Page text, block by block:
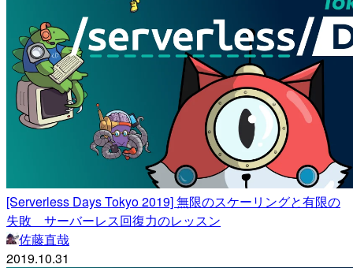
[Serverless Days Tokyo 2019] 無限のスケーリングと有限の
失敗 サーバーレス回復力のレッスン
佐藤直哉
2019.10.31